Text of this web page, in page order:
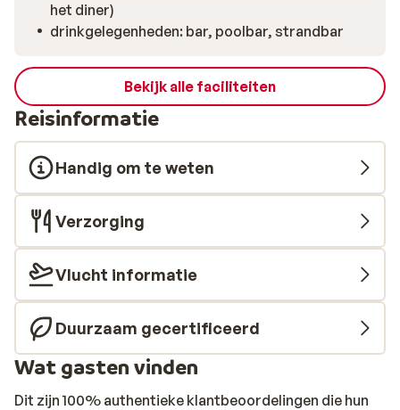
het diner)
drinkgelegenheden: bar, poolbar, strandbar
Bekijk alle faciliteiten
Reisinformatie
Handig om te weten
Verzorging
Vlucht informatie
Duurzaam gecertificeerd
Wat gasten vinden
Dit zijn 100% authentieke klantbeoordelingen die hun